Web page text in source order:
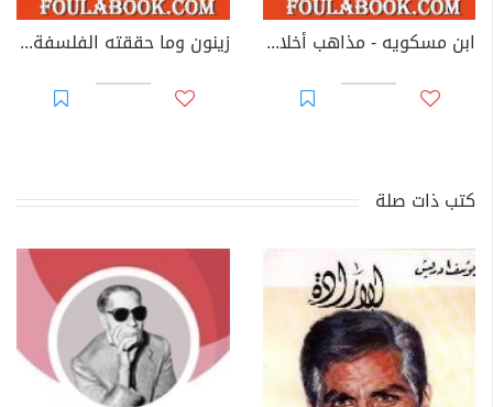
ابن مسكويه - مذاهب أخلاقية زينون وما حققته الفلسفة اليونانية
كتب ذات صلة